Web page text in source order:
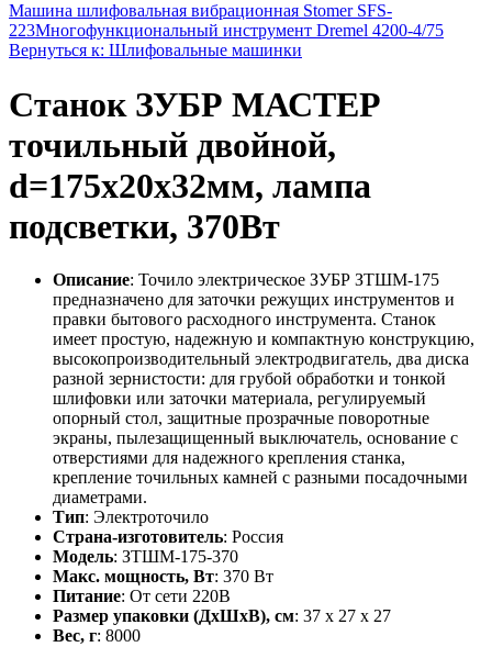
Машина шлифовальная вибрационная Stomer SFS-
223Многофункциональный инструмент Dremel 4200-4/75
Вернуться к: Шлифовальные машинки
Станок ЗУБР МАСТЕР
точильный двойной,
d=175х20х32мм, лампа
подсветки, 370Вт
Описание: Точило электрическое ЗУБР ЗТШМ-175
предназначено для заточки режущих инструментов и
правки бытового расходного инструмента. Станок
имеет простую, надежную и компактную конструкцию,
высокопроизводительный электродвигатель, два диска
разной зернистости: для грубой обработки и тонкой
шлифовки или заточки материала, регулируемый
опорный стол, защитные прозрачные поворотные
экраны, пылезащищенный выключатель, основание с
отверстиями для надежного крепления станка,
крепление точильных камней с разными посадочными
диаметрами.
Тип: Электроточило
Страна-изготовитель: Россия
Модель: ЗТШМ-175-370
Макс. мощность, Вт: 370 Вт
Питание: От сети 220В
Размер упаковки (ДхШхВ), см: 37 x 27 x 27
Вес, г: 8000